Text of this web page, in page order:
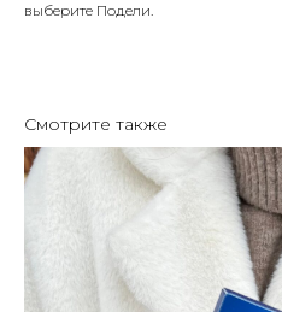
выберите Подели.
Смотрите также